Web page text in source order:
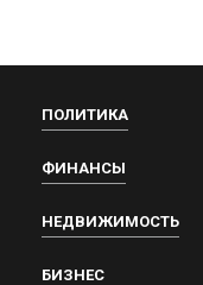
ПОЛИТИКА
ФИНАНСЫ
НЕДВИЖИМОСТЬ
БИЗНЕС